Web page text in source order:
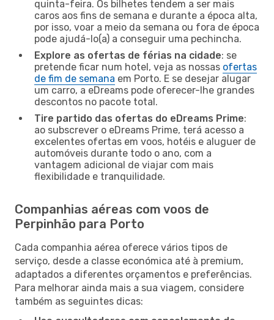
quinta-feira. Os bilhetes tendem a ser mais
caros aos fins de semana e durante a época alta,
por isso, voar a meio da semana ou fora de época
pode ajudá-lo(a) a conseguir uma pechincha.
Explore as ofertas de férias na cidade: se
pretende ficar num hotel, veja as nossas ofertas
de fim de semana em Porto. E se desejar alugar
um carro, a eDreams pode oferecer-lhe grandes
descontos no pacote total.
Tire partido das ofertas do eDreams Prime:
ao subscrever o eDreams Prime, terá acesso a
excelentes ofertas em voos, hotéis e aluguer de
automóveis durante todo o ano, com a
vantagem adicional de viajar com mais
flexibilidade e tranquilidade.
Companhias aéreas com voos de
Perpinhão para Porto
Cada companhia aérea oferece vários tipos de
serviço, desde a classe económica até à premium,
adaptados a diferentes orçamentos e preferências.
Para melhorar ainda mais a sua viagem, considere
também as seguintes dicas: